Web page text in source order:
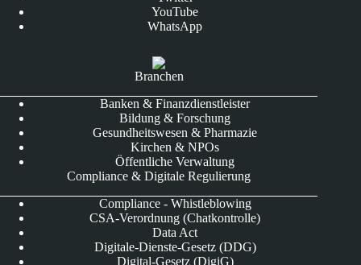
YouTube
WhatsApp
Branchen
Banken & Finanzdienstleister
Bildung & Forschung
Gesundheitswesen & Pharmazie
Kirchen & NPOs
Öffentliche Verwaltung
Compliance & Digitale Regulierung
Compliance - Whistleblowing
CSA-Verordnung (Chatkontrolle)
Data Act
Digitale-Dienste-Gesetz (DDG)
Digital-Gesetz (DigiG)